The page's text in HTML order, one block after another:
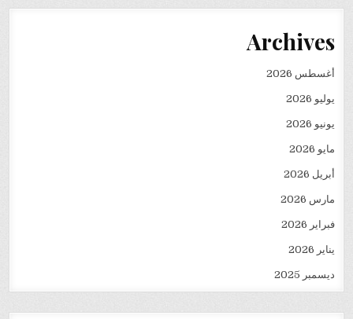
Archives
أغسطس 2026
يوليو 2026
يونيو 2026
مايو 2026
أبريل 2026
مارس 2026
فبراير 2026
يناير 2026
ديسمبر 2025